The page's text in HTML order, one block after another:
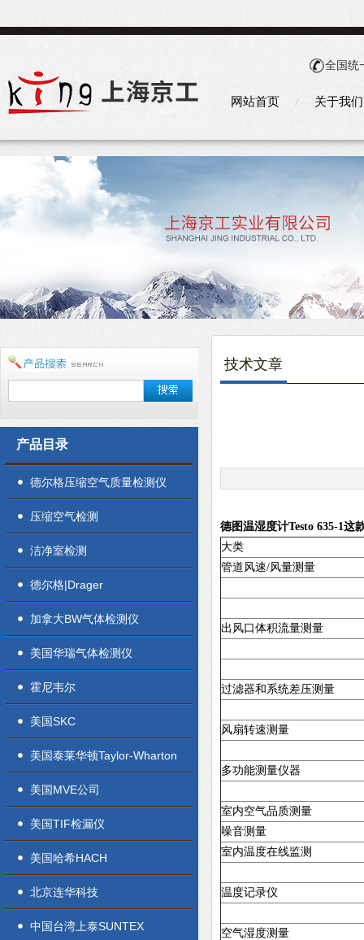
全国统
网站首页 关于我们
产品目录
德尔格压缩空气质量检测仪
压缩空气检测
洁净室检测
德尔格|Drager
加拿大BW气体检测仪
美国华瑞气体检测仪
霍尼韦尔
美国SKC
美国泰莱华顿Taylor-Wharton
美国MVE公司
美国TIF检漏仪
美国哈希HACH
北京连华科技
中国台湾上泰SUNTEX
技术文章
德图温湿度计Testo 635-1这
大类
管道风速/风量测量
出风口体积流量测量
过滤器和系统差压测量
风扇转速测量
多功能测量仪器
室内空气品质测量
噪音测量
室内温度在线监测
温度记录仪
空气湿度测量